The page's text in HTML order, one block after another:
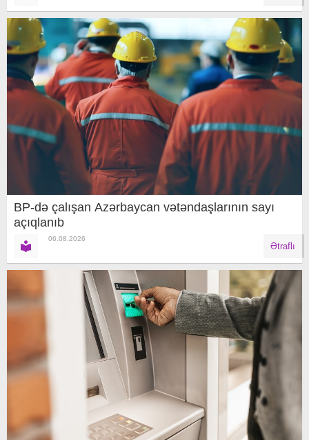
BP-də çalışan Azərbaycan vətəndaşlarının sayı
açıqlanıb
06.08.2026
Ətraflı